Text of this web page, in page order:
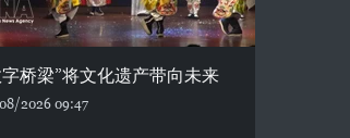
字桥梁”将文化遗产带向未来
2026 09:47